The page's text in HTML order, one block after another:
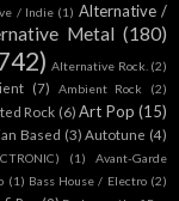
/ Indie (1) Alternative /
Metal (180)
Alternative Rock. (2)
(7) Ambient Rock (2)
Rock (6) Art Pop (15)
Based (3) Autotune (4)
(1)
Avant-Garde
(1) Bass House / Electro (2)